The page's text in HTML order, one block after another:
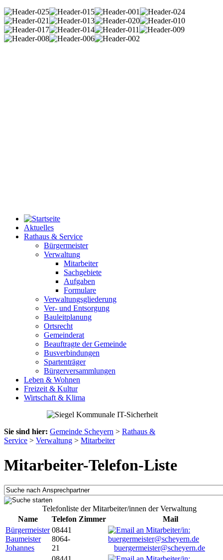
Aktuelles
Rathaus & Service
Bürgermeister
Verwaltung
Mitarbeiter
Sachgebiete
Aufgaben
Formulare
Verwaltungsgliederung
Ver- und Entsorgung
Bauleitplanung
Ortsrecht
Gemeinderat
Beauftragte der Gemeinde
Busverbindungen
Spartenträger
Bürgerversammlungen
Leben & Wohnen
Freizeit & Kultur
Wirtschaft & Klima
Sie sind hier: Gemeinde Scheyern > Rathaus &
Service > Verwaltung > Mitarbeiter
Mitarbeiter-Telefon-Liste
Telefonliste der Mitarbeiter/innen der Verwaltung
Name
Telefon Zimmer
Mail
Bürgermeister
Baumeister
Johannes
08441
8064-
21
buergermeister@scheyern.de